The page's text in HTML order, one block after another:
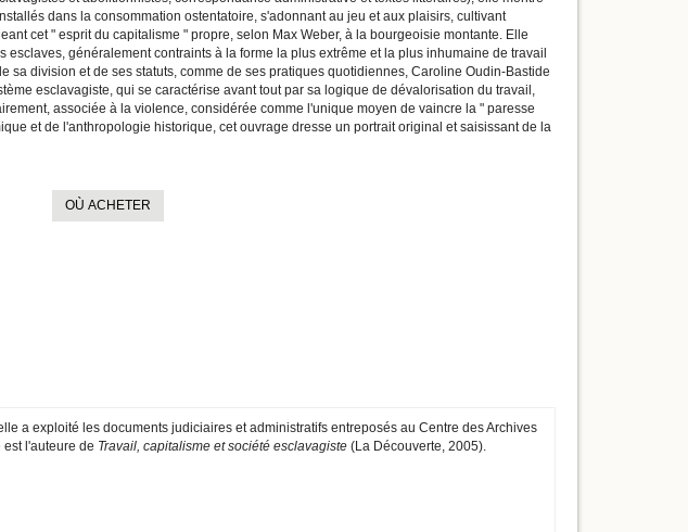
dans la consommation ostentatoire, s'adonnant au jeu et aux plaisirs, cultivant
cet " esprit du capitalisme " propre, selon Max Weber, à la bourgeoisie montante. Elle
généralement contraints à la forme la plus extrême et la plus inhumaine de travail
sa division et de ses statuts, comme de ses pratiques quotidiennes, Caroline Oudin-Bastide
esclavagiste, qui se caractérise avant tout par sa logique de dévalorisation du travail,
associée à la violence, considérée comme l'unique moyen de vaincre la " paresse
et de l'anthropologie historique, cet ouvrage dresse un portrait original et saisissant de la
OÙ ACHETER
a exploité les documents judiciaires et administratifs entreposés au Centre des Archives
l'auteure de Travail, capitalisme et société esclavagiste (La Découverte, 2005).